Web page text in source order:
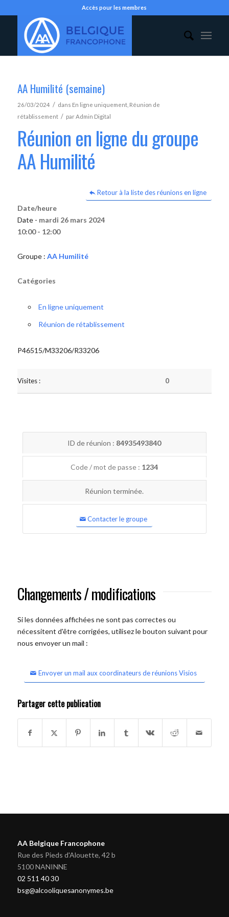
Accès pour les membres
AA Humilité (semaine)
26/03/2024 / dans En ligne uniquement, Réunion de
rétablissement / parAdmin Digital
Réunion en ligne du groupe
AA Humilité
Retour à la liste des réunions en ligne
Date/heure
Date - mardi 26 mars 2024
10:00 - 12:00
Groupe : AA Humilité
Catégories
En ligne uniquement
Réunion de rétablissement
P46515/M33206/R33206
Visites : 0
ID de réunion : 84935493840
Code / mot de passe : 1234
Réunion terminée.
Contacter le groupe
Changements / modifications
Si les données affichées ne sont pas correctes ou
nécessitent d'être corrigées, utilisez le bouton suivant pour
nous envoyer un mail :
Envoyer un mail aux coordinateurs de réunions Visios
Partager cette publication
AA Belgique Francophone
Rue des Pieds d'Alouette, 42 b
5100 NANINNE
02 511 40 30
bsg@alcooliquesanonymes.be